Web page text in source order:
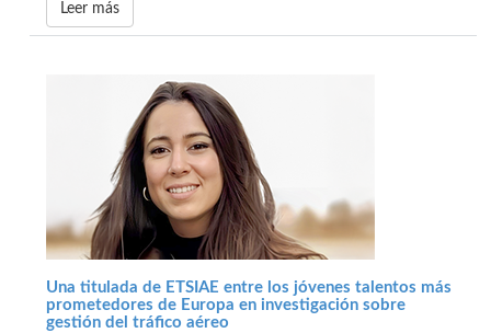
Leer más
Una titulada de ETSIAE entre los jóvenes talentos más
prometedores de Europa en investigación sobre
gestión del tráfico aéreo